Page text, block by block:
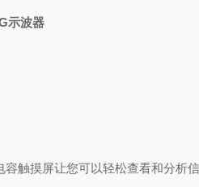
示波器
容触摸屏让您可以轻松查看和分析